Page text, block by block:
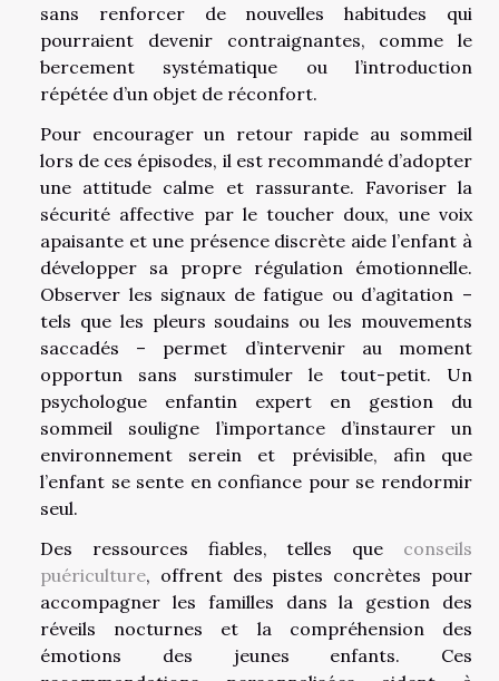
sans renforcer de nouvelles habitudes qui
pourraient devenir contraignantes, comme le
bercement systématique ou l’introduction
répétée d’un objet de réconfort.
Pour encourager un retour rapide au sommeil
lors de ces épisodes, il est recommandé d’adopter
une attitude calme et rassurante. Favoriser la
sécurité affective par le toucher doux, une voix
apaisante et une présence discrète aide l’enfant à
développer sa propre régulation émotionnelle.
Observer les signaux de fatigue ou d’agitation –
tels que les pleurs soudains ou les mouvements
saccadés – permet d’intervenir au moment
opportun sans surstimuler le tout-petit. Un
psychologue enfantin expert en gestion du
sommeil souligne l’importance d’instaurer un
environnement serein et prévisible, afin que
l’enfant se sente en confiance pour se rendormir
seul.
Des ressources fiables, telles que conseils
puériculture, offrent des pistes concrètes pour
accompagner les familles dans la gestion des
réveils nocturnes et la compréhension des
émotions des jeunes enfants. Ces